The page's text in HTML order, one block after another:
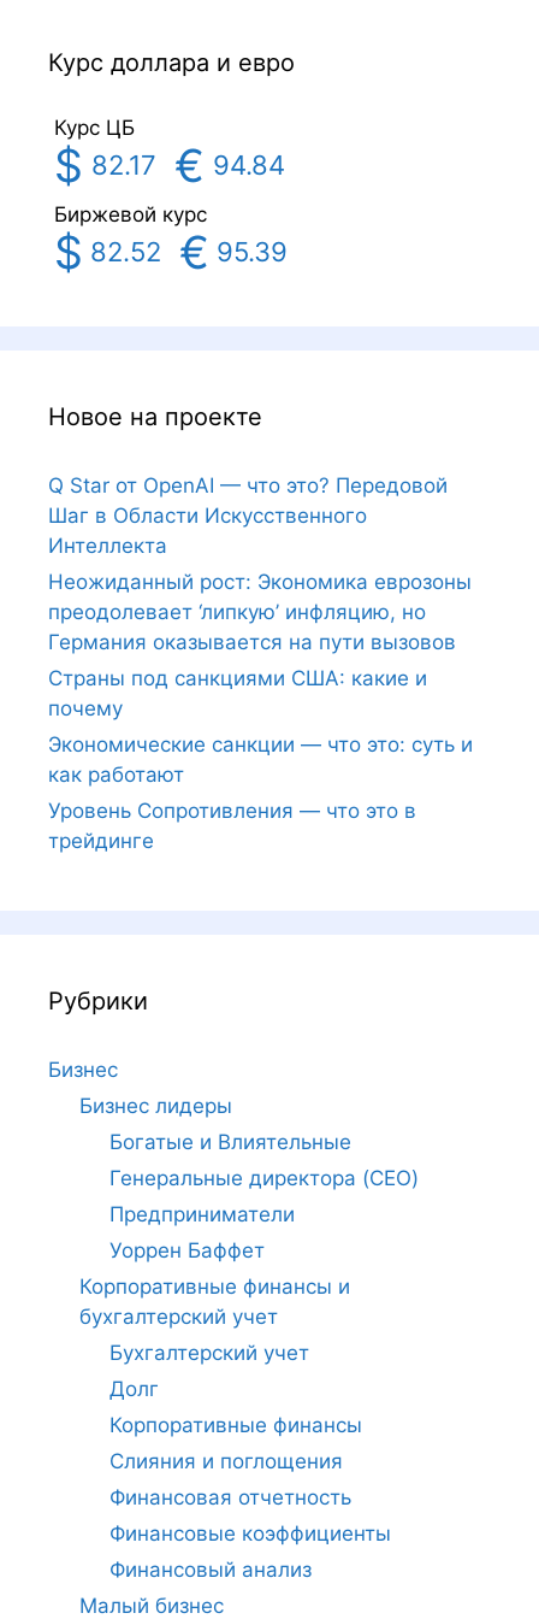
Курс доллара и евро
Курс ЦБ
$ 82.17 € 94.84
Биржевой курс
$ 82.52 € 95.39
Новое на проекте
Q Star от OpenAI — что это? Передовой
Шаг в Области Искусственного
Интеллекта
Неожиданный рост: Экономика еврозоны
преодолевает ‘липкую’ инфляцию, но
Германия оказывается на пути вызовов
Страны под санкциями США: какие и
почему
Экономические санкции — что это: суть и
как работают
Уровень Сопротивления — что это в
трейдинге
Рубрики
Бизнес
Бизнес лидеры
Богатые и Влиятельные
Генеральные директора (CEO)
Предприниматели
Уоррен Баффет
Корпоративные финансы и
бухгалтерский учет
Бухгалтерский учет
Долг
Корпоративные финансы
Слияния и поглощения
Финансовая отчетность
Финансовые коэффициенты
Финансовый анализ
Малый бизнес